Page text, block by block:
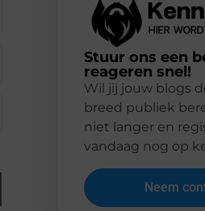
Stuur ons een
reageren snel!
Wil jij jouw blogs
breed publiek
niet langer en
vandaag nog op
Neem